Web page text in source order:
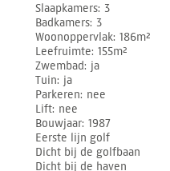
Slaapkamers 3
Badkamers 3
Woonoppervlak 186m²
Leefruimte 155m²
Zwembad ja
Tuin ja
Parkeren nee
Lift nee
Bouwjaar 1987
Eerste lijn golf
Dicht bij de golfbaan
Dicht bij de haven